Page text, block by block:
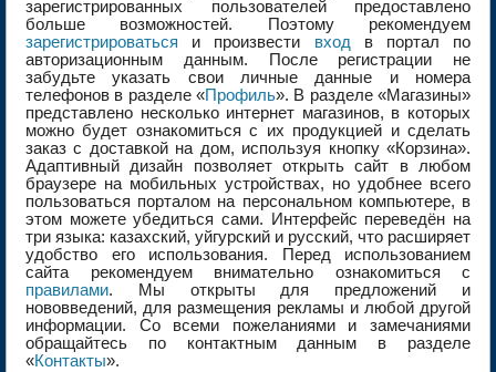
зарегистрированных пользователей предоставлено
больше возможностей. Поэтому рекомендуем
зарегистрироваться и произвести входв портал по
авторизационным данным. После регистрации не
забудьте указать свои личные данные и номера
телефонов в разделе «Профиль». В разделе «Магазины»
представлено несколько интернет магазинов, в которых
можно будет ознакомиться с их продукцией и сделать
заказ с доставкой на дом, используя кнопку «Корзина».
Адаптивный дизайн позволяет открыть сайт в любом
браузере на мобильных устройствах, но удобнее всего
пользоваться порталом на персональном компьютере, в
этом можете убедиться сами. Интерфейс переведён на
три языка: казахский, уйгурский и русский, что расширяет
удобство его использования. Перед использованием
сайта рекомендуем внимательно ознакомиться с
правилами. Мы открыты для предложений и
нововведений, для размещения рекламы и любой другой
информации. Со всеми пожеланиями и замечаниями
обращайтесь по контактным данным в разделе
«Контакты».